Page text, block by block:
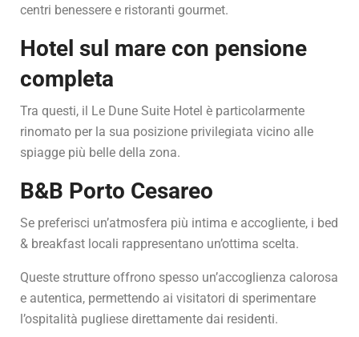
centri benessere e ristoranti gourmet.
Hotel sul mare con pensione
completa
Tra questi, il Le Dune Suite Hotel è particolarmente
rinomato per la sua posizione privilegiata vicino alle
spiagge più belle della zona.
B&B Porto Cesareo
Se preferisci un’atmosfera più intima e accogliente, i bed
& breakfast locali rappresentano un’ottima scelta.
Queste strutture offrono spesso un’accoglienza calorosa
e autentica, permettendo ai visitatori di sperimentare
l’ospitalità pugliese direttamente dai residenti.